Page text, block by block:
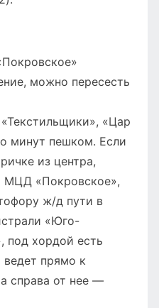
можно пересесть
«Цар
минут пешком. Если
из центра,
МЦД «Покровское»,
ж/д пути в
«Юго-
под хордой есть
прямо к
справа от нее —